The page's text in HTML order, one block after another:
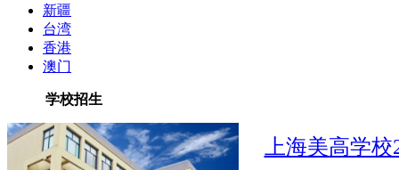
新疆
台湾
香港
澳门
学校招生
上海美高学